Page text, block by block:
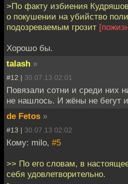
>По факту избиения
о покушении на убийство
подозреваемым грозит
Хорошо бы.
talash »
#12 | 30.07.13 02:01
Повязали сотни и среди них
не нашлось. И жёны не бегут
de Fetos »
#13 | 30.07.13 02:02
Кому: milo, #5
>> По его словам, в
себя удовлетворительно.